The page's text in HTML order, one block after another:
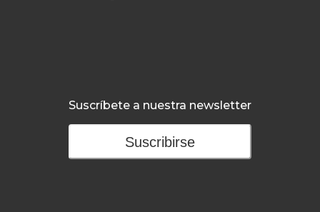
Suscríbete a nuestra newsletter
Suscribirse